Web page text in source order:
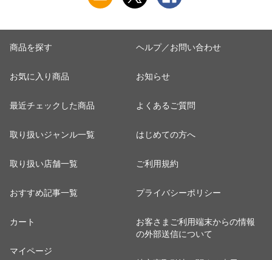
商品を探す
お気に入り商品
最近チェックした商品
取り扱いジャンル一覧
取り扱い店舗一覧
おすすめ記事一覧
カート
マイページ
ヘルプ／お問い合わせ
お知らせ
よくあるご質問
はじめての方へ
ご利用規約
プライバシーポリシー
お客さまご利用端末からの情報
の外部送信について